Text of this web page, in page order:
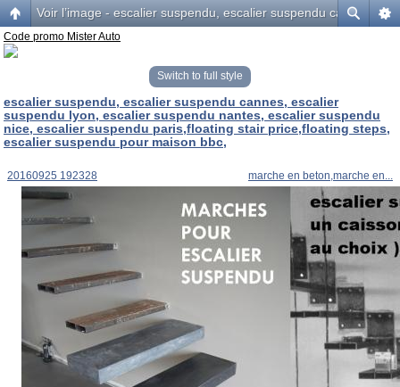
Voir l’image - escalier suspendu, escalier suspendu cannes,
Code promo Mister Auto
Switch to full style
escalier suspendu, escalier suspendu cannes, escalier
suspendu lyon, escalier suspendu nantes, escalier suspendu
nice, escalier suspendu paris,floating stair price,floating steps,
escalier suspendu pour maison bbc,
20160925 192328 marche en beton,marche en...